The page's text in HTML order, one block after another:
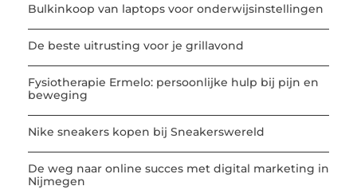
Bulkinkoop van laptops voor onderwijsinstellingen
De beste uitrusting voor je grillavond
Fysiotherapie Ermelo: persoonlijke hulp bij pijn en
beweging
Nike sneakers kopen bij Sneakerswereld
De weg naar online succes met digital marketing in
Nijmegen